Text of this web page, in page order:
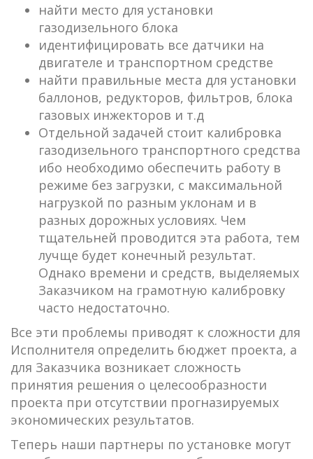
найти место для установки
газодизельного блока
идентифицировать все датчики на
двигателе и транспортном средстве
найти правильные места для установки
баллонов, редукторов, фильтров, блока
газовых инжекторов и т.д
Отдельной задачей стоит калибровка
газодизельного транспортного средства
ибо необходимо обеспечить работу в
режиме без загрузки, с максимальной
нагрузкой по разным уклонам и в
разных дорожных условиях. Чем
тщательней проводится эта работа, тем
лучще будет конечный результат.
Однако времени и средств, выделяемых
Заказчиком на грамотную калибровку
часто недостаточно.
Все эти проблемы приводят к сложности для
Исполнителя определить бюджет проекта, а
для Заказчика возникает сложность
принятия решения о целесообразности
проекта при отсутствии прогназируемых
экономических результатов.
Теперь наши партнеры по установке могут